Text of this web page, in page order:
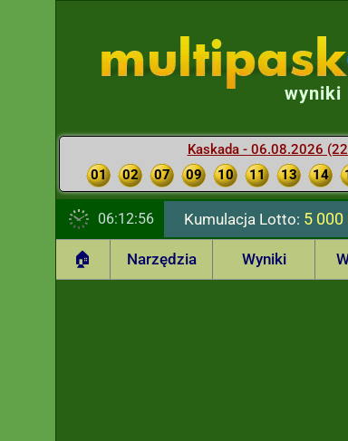
wyniki
Kaskada - 06.08.2026
01
02 07 09 10 11 13 14
06:12:57 Kumulacja Lotto: 5 000
🏠 Narzędzia Wyniki